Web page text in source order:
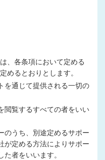
、各条項において定める
めるとおりとします。
を通じて提供される一切の
閲覧するすべての者をいい
のうち、別途定めるサポー
が定める方法によりサポー
者をいいます。